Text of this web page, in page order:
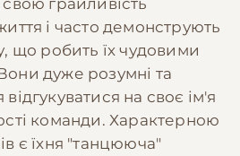
і часто демонструють
що робить їх чудовими
дуже розумні та
на своє ім'я
команди. Характерною
є їхня "танцююча"